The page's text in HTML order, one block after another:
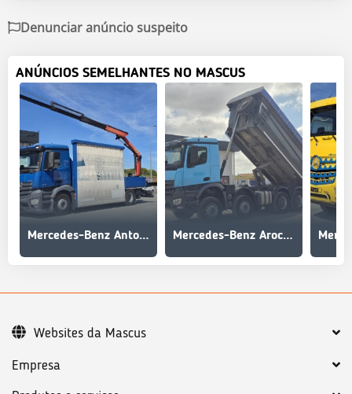
Denunciar anúncio suspeito
ANÚNCIOS SEMELHANTES NO MASCUS
Mercedes-Benz Antos 1836 - 2 unidades disponiveis Mercedes-Benz Arocs 3242
Empresa
Websites da Mascus